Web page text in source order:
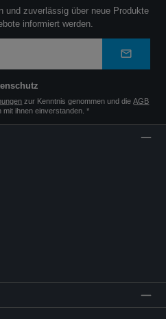
und zuverlässig über neue Produkte
informiert werden.
zur Kenntnis genommen und dieAGB
mit ihnen einverstanden. *